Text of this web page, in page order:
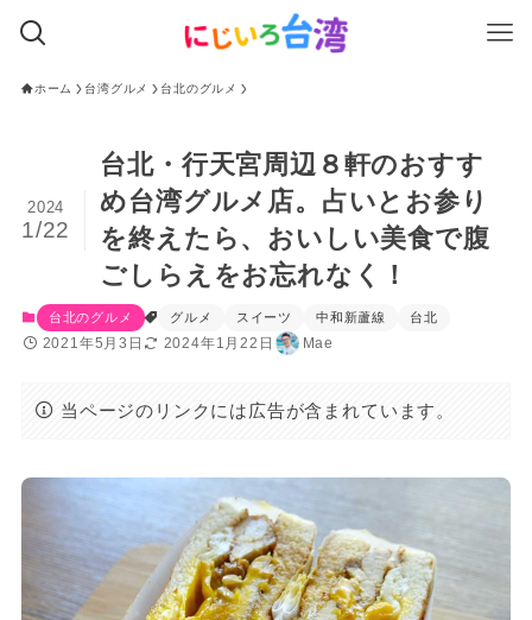
ホーム 台湾グルメ 台北のグルメ
台北・行天宮周辺８軒のおすす
め台湾グルメ店。占いとお参り
を終えたら、おいしい美食で腹
ごしらえをお忘れなく！
2024
1/22
台北のグルメ グルメ スイーツ 中和新蘆線 台北
2021年5月3日 2024年1月22日 Mae
当ページのリンクには広告が含まれています。